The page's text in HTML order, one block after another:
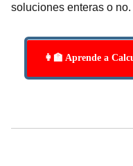
soluciones enteras o no.
👩‍🏫 Aprende a